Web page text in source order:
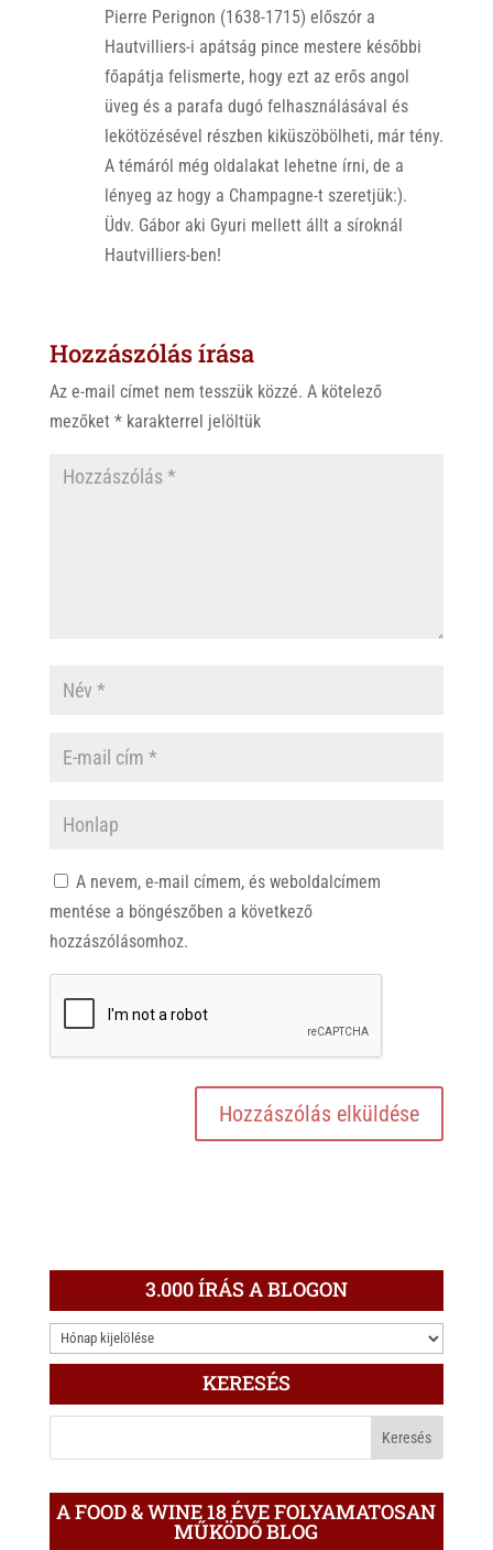
Pierre Perignon (1638-1715) előszór a
Hautvilliers-i apátság pince mestere későbbi
főapátja felismerte, hogy ezt az erős angol
üveg és a parafa dugó felhasználásával és
lekötözésével részben kiküszöbölheti, már tény.
A témáról még oldalakat lehetne írni, de a
lényeg az hogy a Champagne-t szeretjük:).
Üdv. Gábor aki Gyuri mellett állt a síroknál
Hautvilliers-ben!
Hozzászólás írása
Az e-mail címet nem tesszük közzé. A kötelező
mezőket *karakterrel jelöltük
A nevem, e-mail címem, és weboldalcímem
mentése a böngészőben a következő
hozzászólásomhoz.
3.000 ÍRÁS A BLOGON
3.000
ÍRÁS
BLOGON
KERESÉS
A FOOD & WINE 18 ÉVE FOLYAMATOSAN
MŰKÖDŐ BLOG